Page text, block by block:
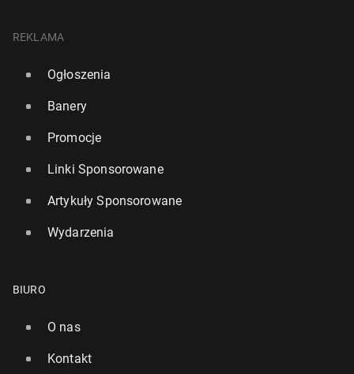
REKLAMA
Ogłoszenia
Banery
Promocje
Linki Sponsorowane
Artykuły Sponsorowane
Wydarzenia
BIURO
O nas
Kontakt